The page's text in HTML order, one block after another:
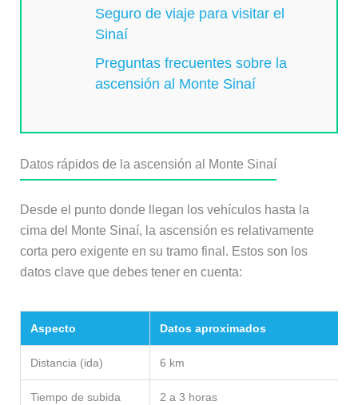
Seguro de viaje para visitar el
Sinaí
Preguntas frecuentes sobre la
ascensión al Monte Sinaí
Datos rápidos de la ascensión al Monte Sinaí
Desde el punto donde llegan los vehículos hasta la
cima del Monte Sinaí, la ascensión es relativamente
corta pero exigente en su tramo final. Estos son los
datos clave que debes tener en cuenta:
Aspecto Datos aproximados
Distancia (ida) 6 km
Tiempo de subida 2 a 3 horas